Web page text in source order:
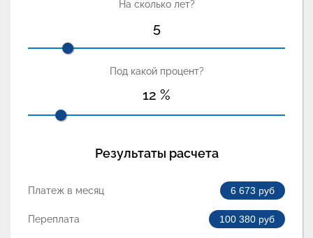
На сколько лет?
5
Под какой процент?
12 %
Результаты расчета
Платеж в месяц 6 673 руб
Переплата 100 380 руб